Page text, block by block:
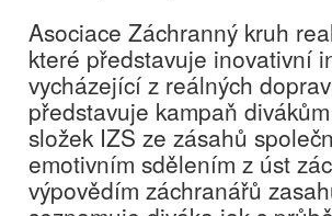
Asociace Záchranný kruh
které představuje inovativní
vycházející z reálných
představuje kampaň
složek IZS ze zásahů
emotivním sdělením z úst
výpovědím záchranářů